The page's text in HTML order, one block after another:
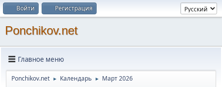
Войти Регистрация
Ponchikov.net
Главное меню
Ponchikov.net ► Календарь ► Март 2026